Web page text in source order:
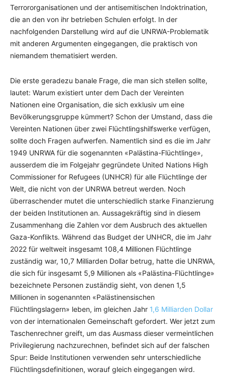
Terrororganisationen und der antisemitischen Indoktrination,
die an den von ihr betrieben Schulen erfolgt. In der
nachfolgenden Darstellung wird auf die UNRWA-Problematik
mit anderen Argumenten eingegangen, die praktisch von
niemandem thematisiert werden.
Die erste geradezu banale Frage, die man sich stellen sollte,
lautet: Warum existiert unter dem Dach der Vereinten
Nationen eine Organisation, die sich exklusiv um eine
Bevölkerungsgruppe kümmert? Schon der Umstand, dass die
Vereinten Nationen über zwei Flüchtlingshilfswerke verfügen,
sollte doch Fragen aufwerfen. Namentlich sind es die im Jahr
1949 UNRWA für die sogenannten «Palästina-Flüchtlinge»,
ausserdem die im Folgejahr gegründete United Nations High
Commissioner for Refugees (UNHCR) für alle Flüchtlinge der
Welt, die nicht von der UNRWA betreut werden. Noch
überraschender mutet die unterschiedlich starke Finanzierung
der beiden Institutionen an. Aussagekräftig sind in diesem
Zusammenhang die Zahlen vor dem Ausbruch des aktuellen
Gaza-Konflikts. Während das Budget der UNHCR, die im Jahr
2022 für weltweit insgesamt 108,4 Millionen Flüchtlinge
zuständig war, 10,7 Milliarden Dollar betrug, hatte die UNRWA,
die sich für insgesamt 5,9 Millionen als «Palästina-Flüchtlinge»
bezeichnete Personen zuständig sieht, von denen 1,5
Millionen in sogenannten «Palästinensischen
Flüchtlingslagern» leben, im gleichen Jahr 1,6 Milliarden Dollar
von der internationalen Gemeinschaft gefordert. Wer jetzt zum
Taschenrechner greift, um das Ausmass dieser vermeintlichen
Privilegierung nachzurechnen, befindet sich auf der falschen
Spur: Beide Institutionen verwenden sehr unterschiedliche
Flüchtlingsdefinitionen, worauf gleich eingegangen wird.